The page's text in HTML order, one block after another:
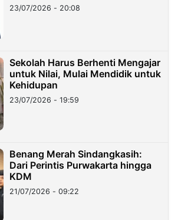
23/07/2026 - 20:08
Sekolah Harus Berhenti Mengajar
untuk Nilai, Mulai Mendidik untuk
Kehidupan
23/07/2026 - 19:59
Benang Merah Sindangkasih:
Dari Perintis Purwakarta hingga
KDM
21/07/2026 - 09:22